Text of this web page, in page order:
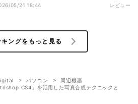
05/21 18:44 レビュー
キングをもっと見る
パソコン
周辺機器
CS4」を活用した写真合成テクニックと